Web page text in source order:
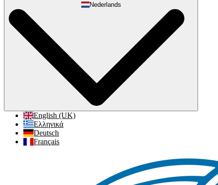
Nederlands
English (UK)
Ελληνικά
Deutsch
Français